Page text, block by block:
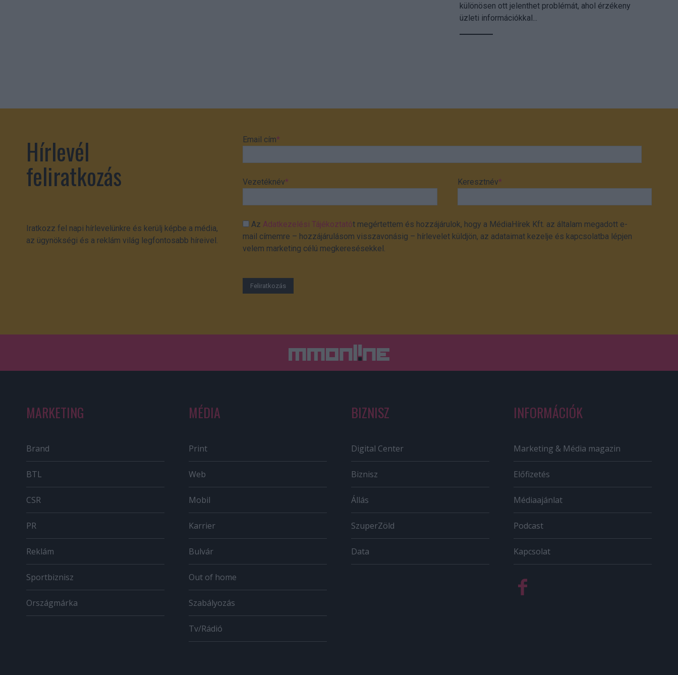
különösen ott jelenthet problémát, ahol érzékeny
üzleti információkkal...
Hírlevél
feliratkozás
Iratkozz fel napi hírlevelünkre és kerülj képbe a média,
az ügynökségi és a reklám világ legfontosabb híreivel.
Email cím*
Vezetéknév* Keresztnév*
AzAdatkezelési Tájékoztatót megértettem és hozzájárulok, hogy a MédiaHírek Kft. az általam megadott e-
mail címemre – hozzájárulásom visszavonásig – hírlevelet küldjön, az adataimat kezelje és kapcsolatba lépjen
velem marketing célú megkeresésekkel.
MARKETING
Brand
BTL
CSR
PR
Reklám
Sportbiznisz
Országmárka
MÉDIA
Print
Web
Mobil
Karrier
Bulvár
Out of home
Szabályozás
Tv/Rádió
BIZNISZ
Digital Center
Biznisz
Állás
SzuperZöld
Data
INFORMÁCIÓK
Marketing & Média magazin
Előfizetés
Médiaajánlat
Podcast
Kapcsolat